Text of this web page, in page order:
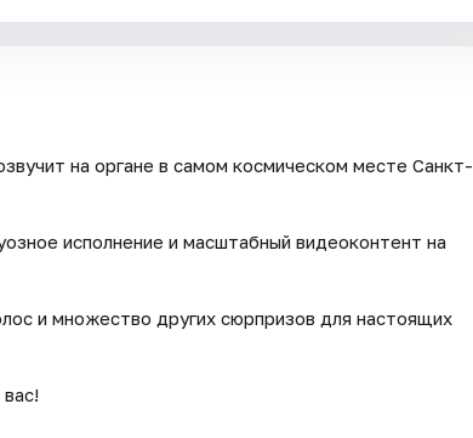
на органе в самом космическом месте Санкт-
исполнение и масштабный видеоконтент на
и множество других сюрпризов для настоящих